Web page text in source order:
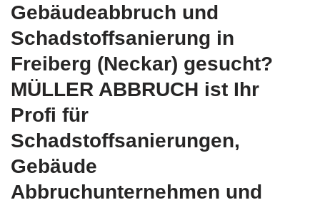
Gebäudeabbruch und
Schadstoffsanierung in
Freiberg (Neckar) gesucht?
MÜLLER ABBRUCH ist Ihr
Profi für
Schadstoffsanierungen,
Gebäude
Abbruchunternehmen und